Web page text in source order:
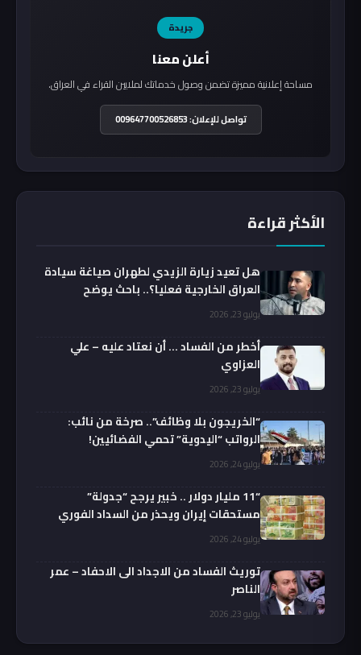
جريدة
أعلن معنا
مساحة إعلانية مميزة تضمن وصول خدماتك لملايين القراء في العراق.
تواصل للإعلان: 009647700526853
الأكثر قراءة
هل تعيد زيارة الزيدي لطهران صياغة سيادة
العراق الخارجية فعليا؟.. باحث يوضح
يوليو 23, 2026
أخطر من الفساد … أن نعتاد عليه – علي
العزاوي
يوليو 23, 2026
“الخريجون بلا وظائف”.. صرخة من نائب:
الرواتب “اليدوية” تحمي الفضائيين!
يوليو 24, 2026
“11 مليار دولار .. خبير يرجح “جدولة”
مستحقات إيران ويحذر من السداد الفوري
يوليو 24, 2026
توريث الفساد من الاجداد الى الاحفاد – عمر
الناصر
يوليو 23, 2026